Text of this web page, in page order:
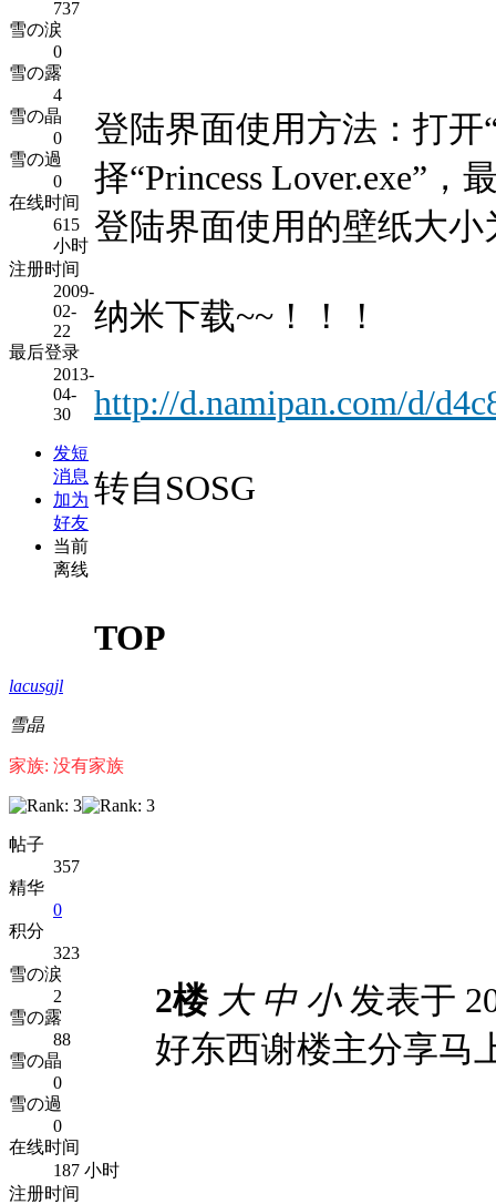
737
雪の涙
0
雪の露
4
雪の晶
0
雪の過
0
在线时间
615
小时
注册时间
2009-
02-
22
最后登录
2013-
04-
30
发短
消息
加为
好友
当前
离线
登陆界面使用方法：打开
择“Princess Lover.exe”，
登陆界面使用的壁纸大小
纳米下载~~！！！
http://d.namipan.com/d/
转自SOSG
TOP
lacusgjl
雪晶
家族: 没有家族
帖子
357
精华
0
积分
323
雪の涙
2
雪の露
88
雪の晶
0
雪の過
0
在线时间
187 小时
注册时间
2楼 大 中 小发表于
好东西谢楼主分享马